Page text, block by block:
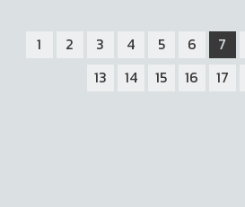
1 2 3 4 5 6 7
13
14 15 16 17